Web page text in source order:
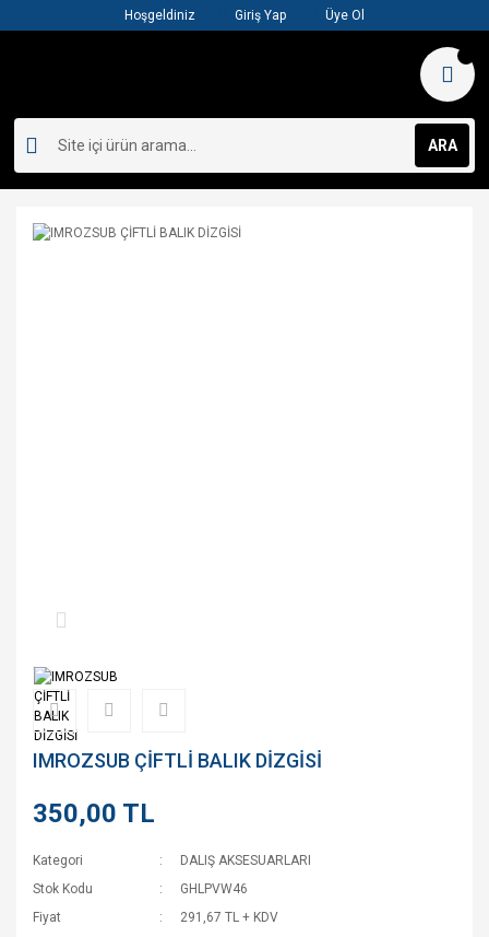
Hoşgeldiniz Giriş Yap Üye Ol
ARA
IMROZSUB ÇİFTLİ BALIK DİZGİSİ
350,00 TL
Kategori
DALIŞ AKSESUARLARI
Stok Kodu
GHLPVW46
Fiyat
291,67 TL + KDV